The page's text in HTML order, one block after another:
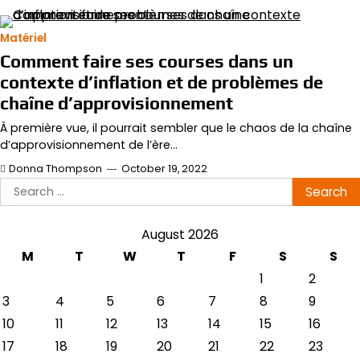
Matériel
Comment faire ses courses dans un
contexte d’inflation et de problèmes de
chaîne d’approvisionnement
À première vue, il pourrait sembler que le chaos de la chaîne
d’approvisionnement de l’ère…
Donna Thompson October 19, 2022
Search
for:
August 2026
M
T W T F S
S
1
2
3
4 5 6 7 8
9
10
11 12 13 14 15
16
17
18 19 20 21 22
23